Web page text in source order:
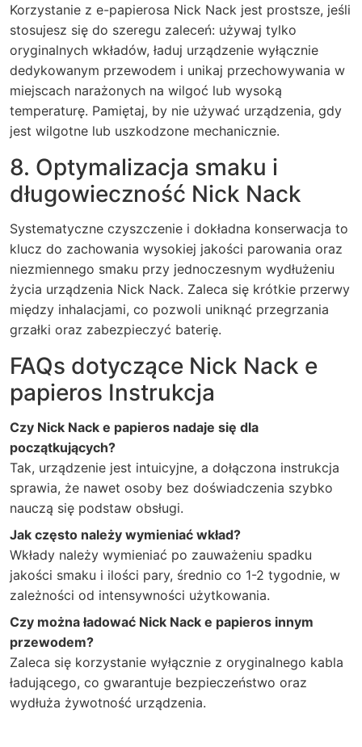
Korzystanie z e-papierosa Nick Nack jest prostsze, jeśli
stosujesz się do szeregu zaleceń: używaj tylko
oryginalnych wkładów, ładuj urządzenie wyłącznie
dedykowanym przewodem i unikaj przechowywania w
miejscach narażonych na wilgoć lub wysoką
temperaturę. Pamiętaj, by nie używać urządzenia, gdy
jest wilgotne lub uszkodzone mechanicznie.
8. Optymalizacja smaku i
długowieczność Nick Nack
Systematyczne czyszczenie i dokładna konserwacja to
klucz do zachowania wysokiej jakości parowania oraz
niezmiennego smaku przy jednoczesnym wydłużeniu
życia urządzenia Nick Nack. Zaleca się krótkie przerwy
między inhalacjami, co pozwoli uniknąć przegrzania
grzałki oraz zabezpieczyć baterię.
FAQs dotyczące Nick Nack e
papieros Instrukcja
Czy Nick Nack e papieros nadaje się dla
początkujących?
Tak, urządzenie jest intuicyjne, a dołączona instrukcja
sprawia, że nawet osoby bez doświadczenia szybko
nauczą się podstaw obsługi.
Jak często należy wymieniać wkład?
Wkłady należy wymieniać po zauważeniu spadku
jakości smaku i ilości pary, średnio co 1-2 tygodnie, w
zależności od intensywności użytkowania.
Czy można ładować Nick Nack e papieros innym
przewodem?
Zaleca się korzystanie wyłącznie z oryginalnego kabla
ładującego, co gwarantuje bezpieczeństwo oraz
wydłuża żywotność urządzenia.